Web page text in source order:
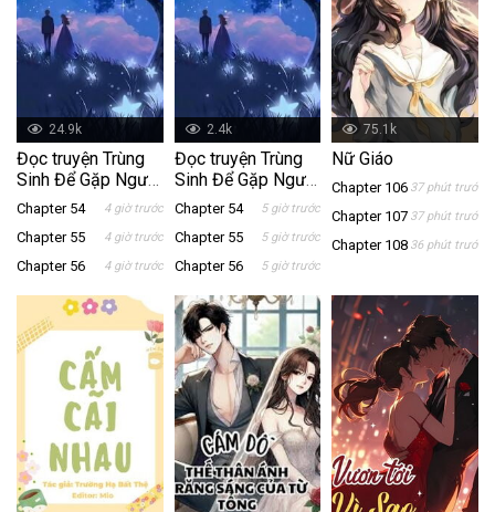
24.9k
Đọc truyện Trùng
Sinh Để Gặp Người
mới nhất tại
NetTruyen
Chapter 54 4 giờ trước
Chapter 55 4 giờ trước
Chapter 56 4 giờ trước
2.4k
Đọc truyện Trùng
Sinh Để Gặp Người
mới nhất tại
NetTruyen
Chapter 54 5 giờ trước
Chapter 55 5 giờ trước
Chapter 56 5 giờ trước
75.1k
Nữ Giáo
Chapter 106 37 phút trước
Chapter 107 37 phút trước
Chapter 108 36 phút trước